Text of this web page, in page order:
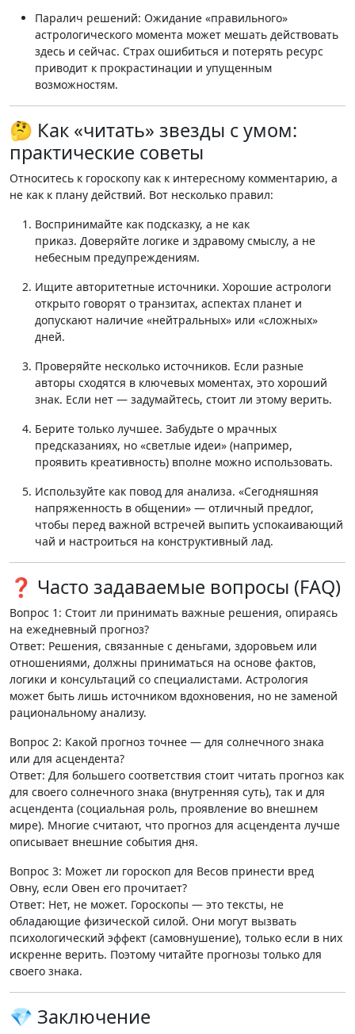
Паралич решений: Ожидание «правильного»
астрологического момента может мешать действовать
здесь и сейчас. Страх ошибиться и потерять ресурс
приводит к прокрастинации и упущенным
возможностям.
🤔 Как «читать» звезды с умом:
практические советы
Относитесь к гороскопу как к интересному комментарию, а
не как к плану действий. Вот несколько правил:
Воспринимайте как подсказку, а не как
приказ. Доверяйте логике и здравому смыслу, а не
небесным предупреждениям.
Ищите авторитетные источники. Хорошие астрологи
открыто говорят о транзитах, аспектах планет и
допускают наличие «нейтральных» или «сложных»
дней.
Проверяйте несколько источников. Если разные
авторы сходятся в ключевых моментах, это хороший
знак. Если нет — задумайтесь, стоит ли этому верить.
Берите только лучшее. Забудьте о мрачных
предсказаниях, но «светлые идеи» (например,
проявить креативность) вполне можно использовать.
Используйте как повод для анализа. «Сегодняшняя
напряженность в общении» — отличный предлог,
чтобы перед важной встречей выпить успокаивающий
чай и настроиться на конструктивный лад.
❓ Часто задаваемые вопросы (FAQ)
Вопрос 1: Стоит ли принимать важные решения, опираясь
на ежедневный прогноз?
Ответ: Решения, связанные с деньгами, здоровьем или
отношениями, должны приниматься на основе фактов,
логики и консультаций со специалистами. Астрология
может быть лишь источником вдохновения, но не заменой
рациональному анализу.
Вопрос 2: Какой прогноз точнее — для солнечного знака
или для асцендента?
Ответ: Для большего соответствия стоит читать прогноз как
для своего солнечного знака (внутренняя суть), так и для
асцендента (социальная роль, проявление во внешнем
мире). Многие считают, что прогноз для асцендента лучше
описывает внешние события дня.
Вопрос 3: Может ли гороскоп для Весов принести вред
Овну, если Овен его прочитает?
Ответ: Нет, не может. Гороскопы — это тексты, не
обладающие физической силой. Они могут вызвать
психологический эффект (самовнушение), только если в них
искренне верить. Поэтому читайте прогнозы только для
своего знака.
💎 Заключение